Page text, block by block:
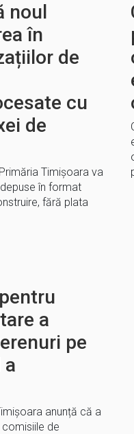
noul
în
de
cu
de
Timișoara va
în format
fără plata
a
pe
a
anunță că a
de